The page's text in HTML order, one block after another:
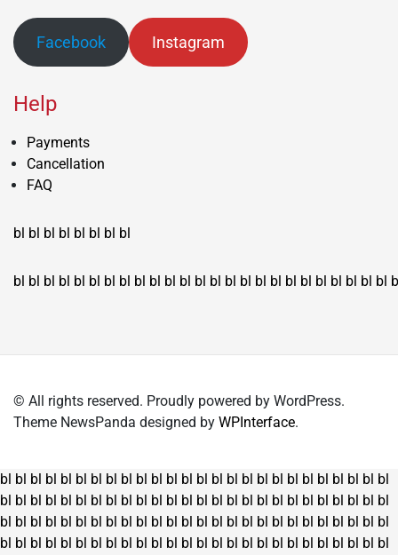
Facebook Instagram
Help
Payments
Cancellation
FAQ
bl bl bl bl bl bl bl bl
bl bl bl bl bl bl bl bl bl bl bl bl bl bl bl bl bl bl bl bl bl bl bl bl bl
© All rights reserved. Proudly powered by WordPress.
Theme NewsPanda designed by WPInterface.
bl bl bl bl bl bl bl bl bl bl bl bl bl bl bl bl bl bl bl bl bl bl bl bl bl bl
bl bl bl bl bl bl bl bl bl bl bl bl bl bl bl bl bl bl bl bl bl bl bl bl bl bl
bl bl bl bl bl bl bl bl bl bl bl bl bl bl bl bl bl bl bl bl bl bl bl bl bl bl
bl bl bl bl bl bl bl bl bl bl bl bl bl bl bl bl bl bl bl bl bl bl bl bl bl bl